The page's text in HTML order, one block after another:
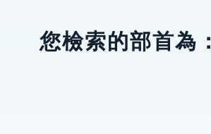
您檢索的部首為：